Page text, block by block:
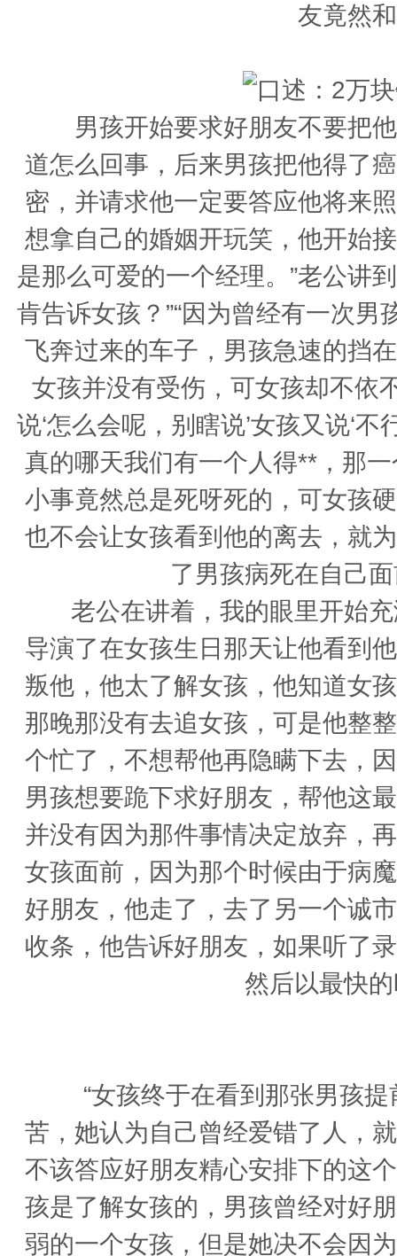
友竟然
男孩开始要求好朋友不要把他
道怎么回事，后来男孩把他得了
密，并请求他一定要答应他将来
想拿自己的婚姻开玩笑，他开始
是那么可爱的一个经理。”老公讲
肯告诉女孩？”“因为曾经有一次
飞奔过来的车子，男孩急速的挡
女孩并没有受伤，可女孩却不依
说‘怎么会呢，别瞎说’女孩又说‘
真的哪天我们有一个人得**，那
小事竟然总是死呀死的，可女孩
也不会让女孩看到他的离去，就
了男孩病死在自己
老公在讲着，我的眼里开始充
导演了在女孩生日那天让他看到
叛他，他太了解女孩，他知道女
那晚那没有去追女孩，可是他整
个忙了，不想帮他再隐瞒下去，
男孩想要跪下求好朋友，帮他这
并没有因为那件事情决定放弃，
女孩面前，因为那个时候由于病
好朋友，他走了，去了另一个诚
收条，他告诉好朋友，如果听了
然后以最快
“女孩终于在看到那张男孩提
苦，她认为自己曾经爱错了人，
不该答应好朋友精心安排下的这
孩是了解女孩的，男孩曾经对好
弱的一个女孩，但是她决不会因